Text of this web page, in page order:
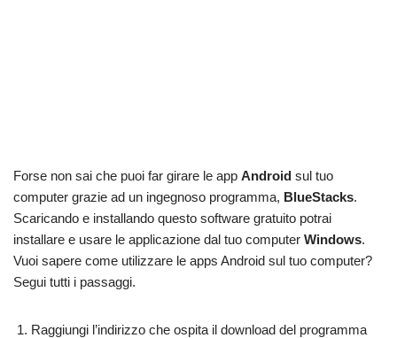
Forse non sai che puoi far girare le app Android sul tuo
computer grazie ad un ingegnoso programma, BlueStacks.
Scaricando e installando questo software gratuito potrai
installare e usare le applicazione dal tuo computer Windows.
Vuoi sapere come utilizzare le apps Android sul tuo computer?
Segui tutti i passaggi.
Raggiungi l’indirizzo che ospita il download del programma